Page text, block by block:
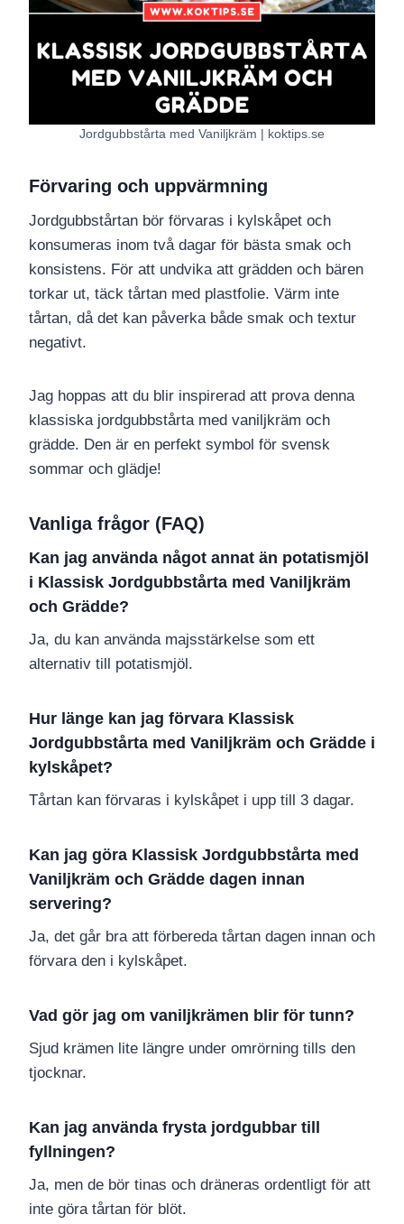
Jordgubbstårta med Vaniljkräm | koktips.se
Förvaring och uppvärmning
Jordgubbstårtan bör förvaras i kylskåpet och
konsumeras inom två dagar för bästa smak och
konsistens. För att undvika att grädden och bären
torkar ut, täck tårtan med plastfolie. Värm inte
tårtan, då det kan påverka både smak och textur
negativt.
Jag hoppas att du blir inspirerad att prova denna
klassiska jordgubbstårta med vaniljkräm och
grädde. Den är en perfekt symbol för svensk
sommar och glädje!
Vanliga frågor (FAQ)
Kan jag använda något annat än potatismjöl
i Klassisk Jordgubbstårta med Vaniljkräm
och Grädde?
Ja, du kan använda majsstärkelse som ett
alternativ till potatismjöl.
Hur länge kan jag förvara Klassisk
Jordgubbstårta med Vaniljkräm och Grädde i
kylskåpet?
Tårtan kan förvaras i kylskåpet i upp till 3 dagar.
Kan jag göra Klassisk Jordgubbstårta med
Vaniljkräm och Grädde dagen innan
servering?
Ja, det går bra att förbereda tårtan dagen innan och
förvara den i kylskåpet.
Vad gör jag om vaniljkrämen blir för tunn?
Sjud krämen lite längre under omrörning tills den
tjocknar.
Kan jag använda frysta jordgubbar till
fyllningen?
Ja, men de bör tinas och dräneras ordentligt för att
inte göra tårtan för blöt.